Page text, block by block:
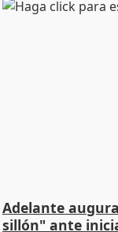
Adelante
sillón" ante